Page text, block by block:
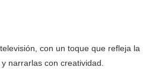
con un toque que refleja la
narrarlas con creatividad.